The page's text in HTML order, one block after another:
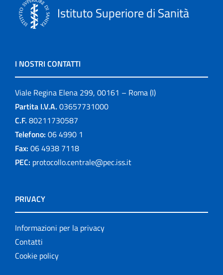
Istituto Superiore di Sanità
I NOSTRI CONTATTI
Viale Regina Elena 299, 00161 – Roma (I)
Partita I.V.A. 03657731000
C.F. 80211730587
Telefono: 06 4990 1
Fax: 06 4938 7118
PEC: protocollo.centrale@pec.iss.it
PRIVACY
Informazioni per la privacy
Contatti
Cookie policy